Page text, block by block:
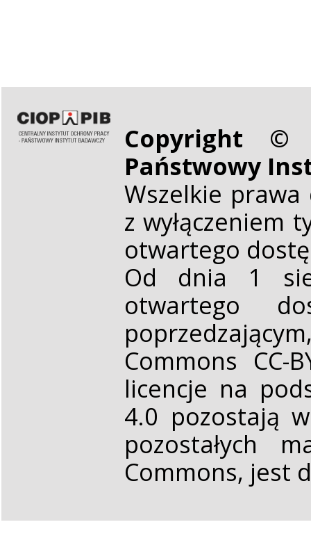
Copyright ©
Państwowy
Wszelkie
z wyłączeniem
otwartego
Od dnia 1
otwartego
Commons CC-
licencje na
4.0 pozostają
pozostałych
Commons, jest